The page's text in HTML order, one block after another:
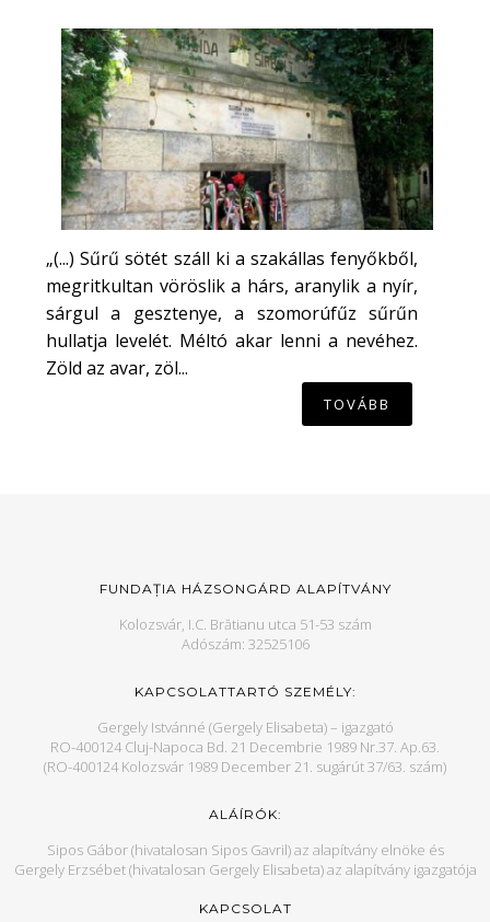
„(...) Sűrű sötét száll ki a szakállas fenyőkből,
megritkultan vöröslik a hárs, aranylik a nyír,
sárgul a gesztenye, a szomorúfűz sűrűn
hullatja levelét. Méltó akar lenni a nevéhez.
Zöld az avar, zöl...
TOVÁBB
FUNDAȚIA HÁZSONGÁRD ALAPÍTVÁNY
Kolozsvár, I.C. Brătianu utca 51-53 szám
Adószám: 32525106
KAPCSOLATTARTÓ SZEMÉLY:
Gergely Istvánné (Gergely Elisabeta) – igazgató
RO-400124 Cluj-Napoca Bd. 21 Decembrie 1989 Nr.37. Ap.63.
(RO-400124 Kolozsvár 1989 December 21. sugárút 37/63. szám)
ALÁÍRÓK:
Sipos Gábor (hivatalosan Sipos Gavril) az alapítvány elnöke és
Gergely Erzsébet (hivatalosan Gergely Elisabeta) az alapítvány igazgatója
KAPCSOLAT